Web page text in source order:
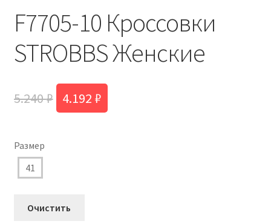
F7705-10 Кроссовки
STROBBS Женские
5.240₽ Первоначальная
4.192 ₽
Размер
41
Очистить